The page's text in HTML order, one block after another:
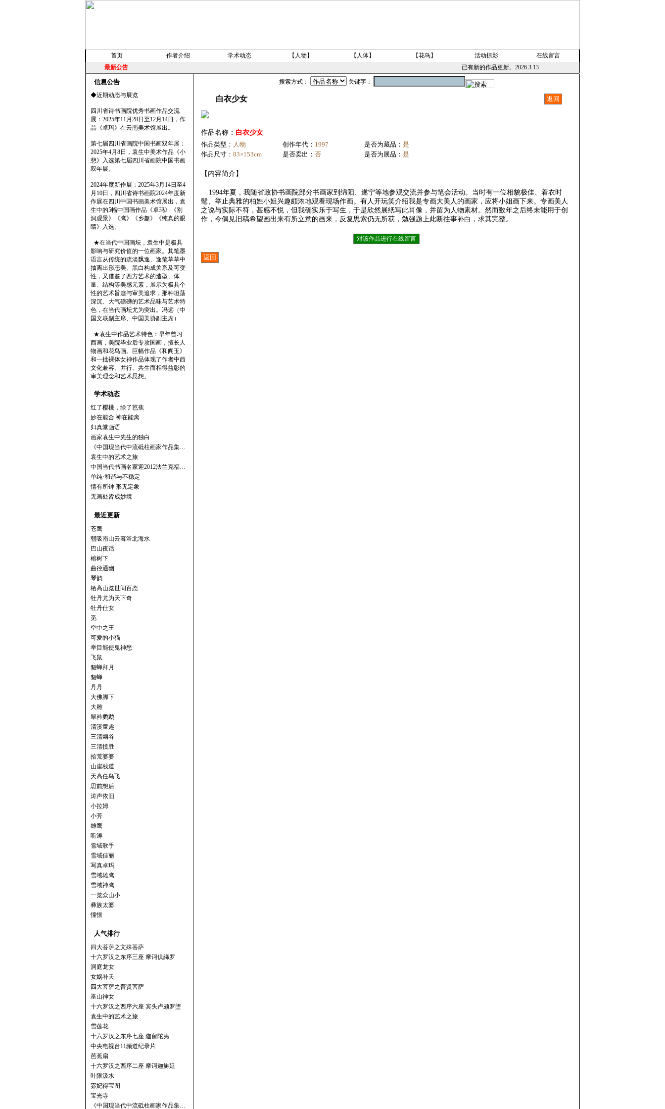
首页 作者介绍 学术动态 【人物】 【人体】 【花鸟】 活动掠影
在线留言
最新公告
已有新的作品更新。2026.3.13
信息公告
◆近期动态与展览
四川省诗书画院优秀书画作品交流
展：2025年11月28日至12月14日，作
品《卓玛》在云南美术馆展出。
第七届四川省画院中国书画双年展：
2025年4月8日，袁生中美术作品《小
憩》入选第七届四川省画院中国书画
双年展。
2024年度新作展：2025年3月14日至4
月10日，四川省诗书画院2024年度新
作展在四川中国书画美术馆展出，袁
生中的5幅中国画作品《卓玛》《别
洞观景》《鹰》《乡趣》《纯真的眼
睛》入选。
★在当代中国画坛，袁生中是极具
影响与研究价值的一位画家。其笔墨
语言从传统的疏淡飘逸、逸笔草草中
抽离出形态美、黑白构成关系及可变
性，又借鉴了西方艺术的造型、体
量、结构等美感元素，展示为极具个
性的艺术旨趣与审美追求，那种坦荡
深沉、大气磅礴的艺术品味与艺术特
色，在当代画坛尤为突出。冯远（中
国文联副主席、中国美协副主席）
★袁生中作品艺术特色：早年曾习
西画，美院毕业后专攻国画，擅长人
物画和花鸟画。巨幅作品《和阗玉》
和一批裸体女神作品体现了作者中西
文化兼容、并行、共生而相得益彰的
审美理念和艺术思想。
学术动态
红了樱桃，绿了芭蕉
妙在能合 神在能离
归真堂画语
画家袁生中先生的独白
《中国现当代中流砥柱画家作品集…
袁生中的艺术之旅
中国当代书画名家迎2012法兰克福…
单纯·和谐与不稳定
情有所钟 形无定象
无画处皆成妙境
最近更新
苍鹰
朝吸南山云暮浴北海水
巴山夜话
榕树下
曲径通幽
琴韵
栖高山览世间百态
牡丹尤为天下奇
牡丹仕女
觅
空中之王
可爱的小猫
举目能使鬼神愁
飞鼠
貂蝉拜月
貂蝉
丹丹
大佛脚下
大雕
翠衿鹦鹉
清溪童趣
三清幽谷
三清揽胜
拾荒婆婆
山崖栈道
天高任鸟飞
思前想后
涛声依旧
小拉姆
小芳
雄鹰
听涛
雪域歌手
雪域佳丽
写真卓玛
雪域雄鹰
雪域神鹰
一览众山小
彝族太婆
憧憬
人气排行
四大菩萨之文殊菩萨
十六罗汉之东序三座 摩诃俱絺罗
洞庭龙女
女娲补天
四大菩萨之普贤菩萨
巫山神女
十六罗汉之西序六座 宾头卢颇罗堕
袁生中的艺术之旅
雪莲花
十六罗汉之东序七座 迦留陀夷
中央电视台11频道纪录片
芭蕉扇
十六罗汉之西序二座 摩诃迦旃延
叶限汲水
宓妃得宝图
宝光寺
《中国现当代中流砥柱画家作品集…
搜索方式： 关键字：
白衣少女
作品名称： 白衣少女
作品类型： 人物 创作年代： 1997 是否为藏品： 是
作品尺寸： 83×153cm 是否卖出： 否 是否为展品： 是
【内容简介】
1994年夏，我随省政协书画院部分书画家到绵阳、遂宁等地参观交流并参与笔会活动。当时有一位相貌极佳、着衣时
髦、举止典雅的柏姓小姐兴趣颇浓地观看现场作画。有人开玩笑介绍我是专画大美人的画家，应将小姐画下来。专画美人
之说与实际不符，甚感不悦，但我确实乐于写生，于是欣然展纸写此肖像，并留为人物素材。然而数年之后终未能用于创
作，今偶见旧稿希望画出来有所立意的画来，反复思索仍无所获，勉强题上此断往事补白，求其完整。